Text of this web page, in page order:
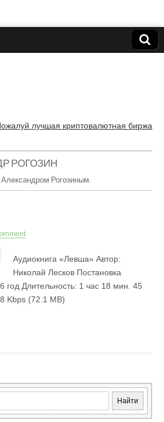
РОГОЗИН
Рогозиным.
Аудиокнига «Левша» Автор:
Николай Лесков Постановка
Длительность: 1 час 18 мин. 45
Kbps (72.1 MB)